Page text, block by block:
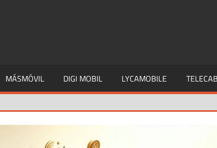
MÁSMÓVIL DIGI MOBIL LYCAMOBILE